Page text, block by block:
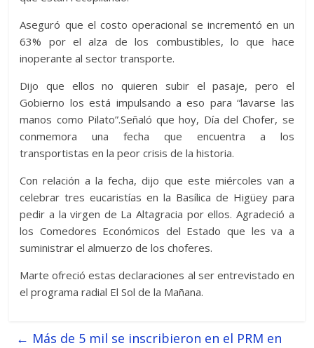
Aseguró que el costo operacional se incrementó en un
63% por el alza de los combustibles, lo que hace
inoperante al sector transporte.
Dijo que ellos no quieren subir el pasaje, pero el
Gobierno los está impulsando a eso para “lavarse las
manos como Pilato”.Señaló que hoy, Día del Chofer, se
conmemora una fecha que encuentra a los
transportistas en la peor crisis de la historia.
Con relación a la fecha, dijo que este miércoles van a
celebrar tres eucaristías en la Basílica de Higüey para
pedir a la virgen de La Altagracia por ellos. Agradeció a
los Comedores Económicos del Estado que les va a
suministrar el almuerzo de los choferes.
Marte ofreció estas declaraciones al ser entrevistado en
el programa radial El Sol de la Mañana.
← Más de 5 mil se inscribieron en el PRM en